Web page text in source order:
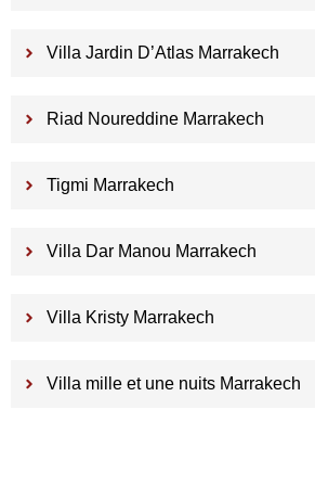
Villa Jardin D’Atlas Marrakech
Riad Noureddine Marrakech
Tigmi Marrakech
Villa Dar Manou Marrakech
Villa Kristy Marrakech
Villa mille et une nuits Marrakech